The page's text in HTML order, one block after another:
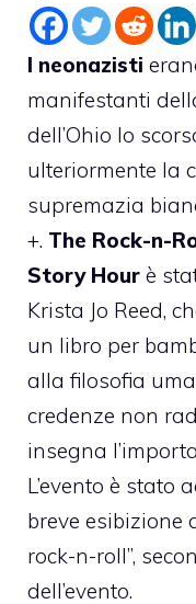
I neonazisti
manifestanti
dell’Ohio lo
ulteriormente la
supremazia
+. The Rock-n-
Story Hour è
Krista Jo Reed,
un libro per
alla filosofia
credenze non
insegna
L’evento è stato
breve esibizione
rock-n-roll”,
dell’evento.